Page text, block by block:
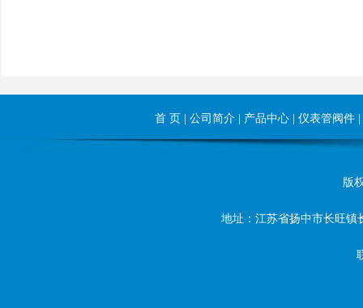
首 页 公司简介| 产品中心| 仪表管阀件|
版
地址：江苏省扬中市长旺